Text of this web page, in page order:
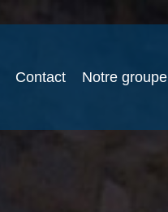
Contact Notre groupe